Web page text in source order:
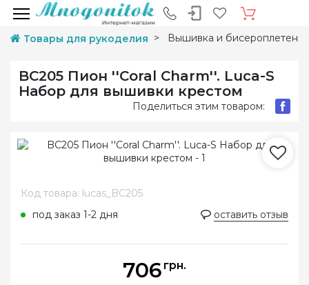
Товары для рукоделия Вышивка и
BC205 Пион ''Coral Charm''. Luca-S
Набор для вышивки крестом
Поделиться этим товаром:
Код товара: lucas_BC205
под заказ 1-2 дня
оставить отзыв
706 грн.